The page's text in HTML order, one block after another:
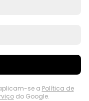
aplicam-se a Política de
do Google.